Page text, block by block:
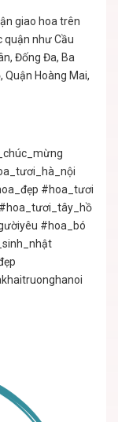
giao hoa trên
quận như Cầu
Đống Đa, Ba
Quận Hoàng Mai,
#hoa_tươi
#hoa_tươi_tây_hồ
#hoa_bó